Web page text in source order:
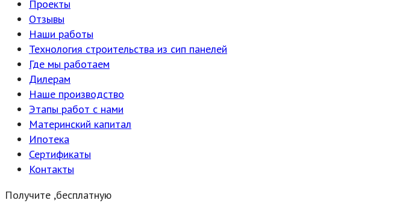
Проекты
Отзывы
Наши работы
Технология строительства из сип панелей
Где мы работаем
Дилерам
Наше производство
Этапы работ с нами
Материнский капитал
Ипотека
Сертификаты
Контакты
Получите ,бесплатную